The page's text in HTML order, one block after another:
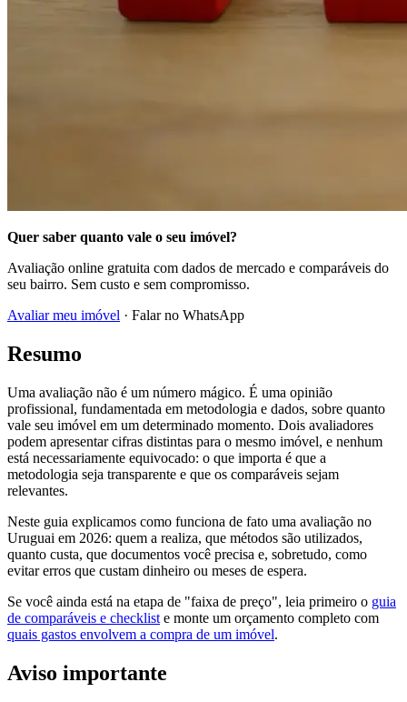
Quer saber quanto vale o seu imóvel?
Avaliação online gratuita com dados de mercado e comparáveis do
seu bairro. Sem custo e sem compromisso.
Avaliar meu imóvel · Falar no WhatsApp
Resumo
Uma avaliação não é um número mágico. É uma opinião
profissional, fundamentada em metodologia e dados, sobre quanto
vale seu imóvel em um determinado momento. Dois avaliadores
podem apresentar cifras distintas para o mesmo imóvel, e nenhum
está necessariamente equivocado: o que importa é que a
metodologia seja transparente e que os comparáveis sejam
relevantes.
Neste guia explicamos como funciona de fato uma avaliação no
Uruguai em 2026: quem a realiza, que métodos são utilizados,
quanto custa, que documentos você precisa e, sobretudo, como
evitar erros que custam dinheiro ou meses de espera.
Se você ainda está na etapa de "faixa de preço", leia primeiro o guia
de comparáveis e checklist e monte um orçamento completo com
quais gastos envolvem a compra de um imóvel.
Aviso importante